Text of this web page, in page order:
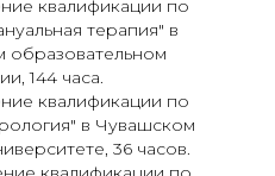
квалификации по
терапия" в
144 часа.
квалификации по
в Чувашском
36 часов.